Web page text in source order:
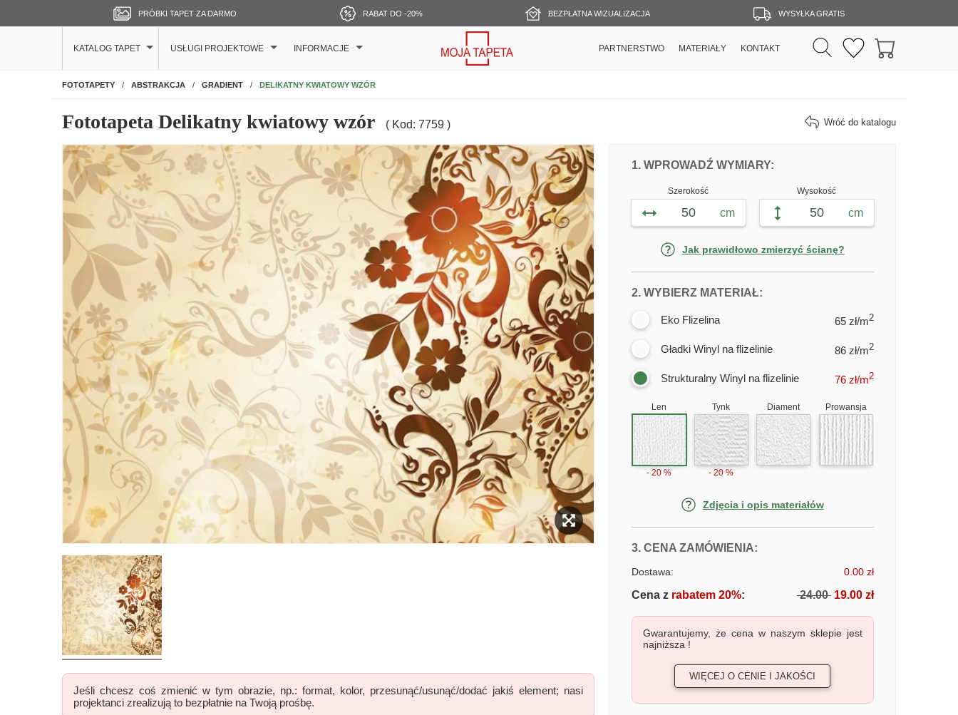
PRÓBKI TAPET ZA DARMO RABAT DO -20% BEZPŁATNA WIZUALIZACJA WYSYŁKA GRATIS
KATALOG TAPET USŁUGI PROJEKTOWE INFORMACJE PARTNERSTWO MATERIAŁY KONTAKT
FOTOTAPETYNA ŚCIANĘ
ABSTRAKCJA GRADIENT DELIKATNY KWIATOWY WZÓR
Fototapeta Delikatny kwiatowy wzór ( Kod: 7759 ) Wróć do katalogu
Jeśli chcesz coś zmienić w tym obrazie, np.: format, kolor, przesunąć/usunąć/dodać jakiś element; nasi
projektanci zrealizują to bezpłatnie na Twoją prośbę.
DOPASUJ FOTOTAPETĘ DELIKATNY
1. WPROWADŹ WYMIARY:FOTOTAPETY DELIKATNY
Szerokość
cm
Wysokość
cm
Jak prawidłowo zmierzyć ścianę?
2. WYBIERZ MATERIAŁ:DLA FOTOTAPETY DELIKATNY
Eko Flizelina 65 zł/m2
Gładki Winyl na flizelinie 86 zł/m2
Strukturalny Winyl na flizelinie 76zł/m2
Len
- 20 %
Tynk
- 20 %
Diament Prowansja
Zdjęcia i opis materiałów
3. CENA ZAMÓWIENIA:FOTOTAPETY DELIKATNY
Dostawa: 0.00 zł
Cena zrabatem 20%: 24.0019.00 zł
Gwarantujemy, że cena w naszym sklepie jest
najniższa !
WIĘCEJ O CENIE I JAKOŚCI